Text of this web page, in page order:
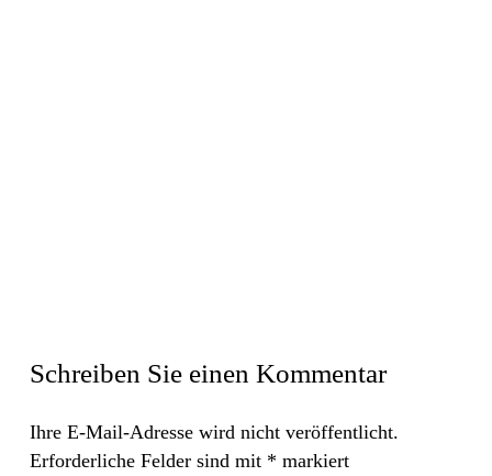
Schreiben Sie einen Kommentar
Ihre E-Mail-Adresse wird nicht veröffentlicht.
Erforderliche Felder sind mit * markiert